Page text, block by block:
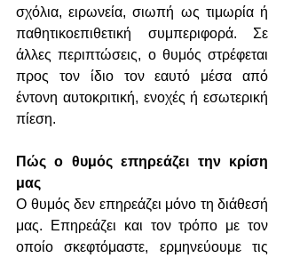
σχόλια, ειρωνεία, σιωπή ως τιμωρία ή
παθητικοεπιθετική συμπεριφορά. Σε
άλλες περιπτώσεις, ο θυμός στρέφεται
προς τον ίδιο τον εαυτό μέσα από
έντονη αυτοκριτική, ενοχές ή εσωτερική
πίεση.
Πώς ο θυμός επηρεάζει την κρίση
μας
Ο θυμός δεν επηρεάζει μόνο τη διάθεσή
μας. Επηρεάζει και τον τρόπο με τον
οποίο σκεφτόμαστε, ερμηνεύουμε τις